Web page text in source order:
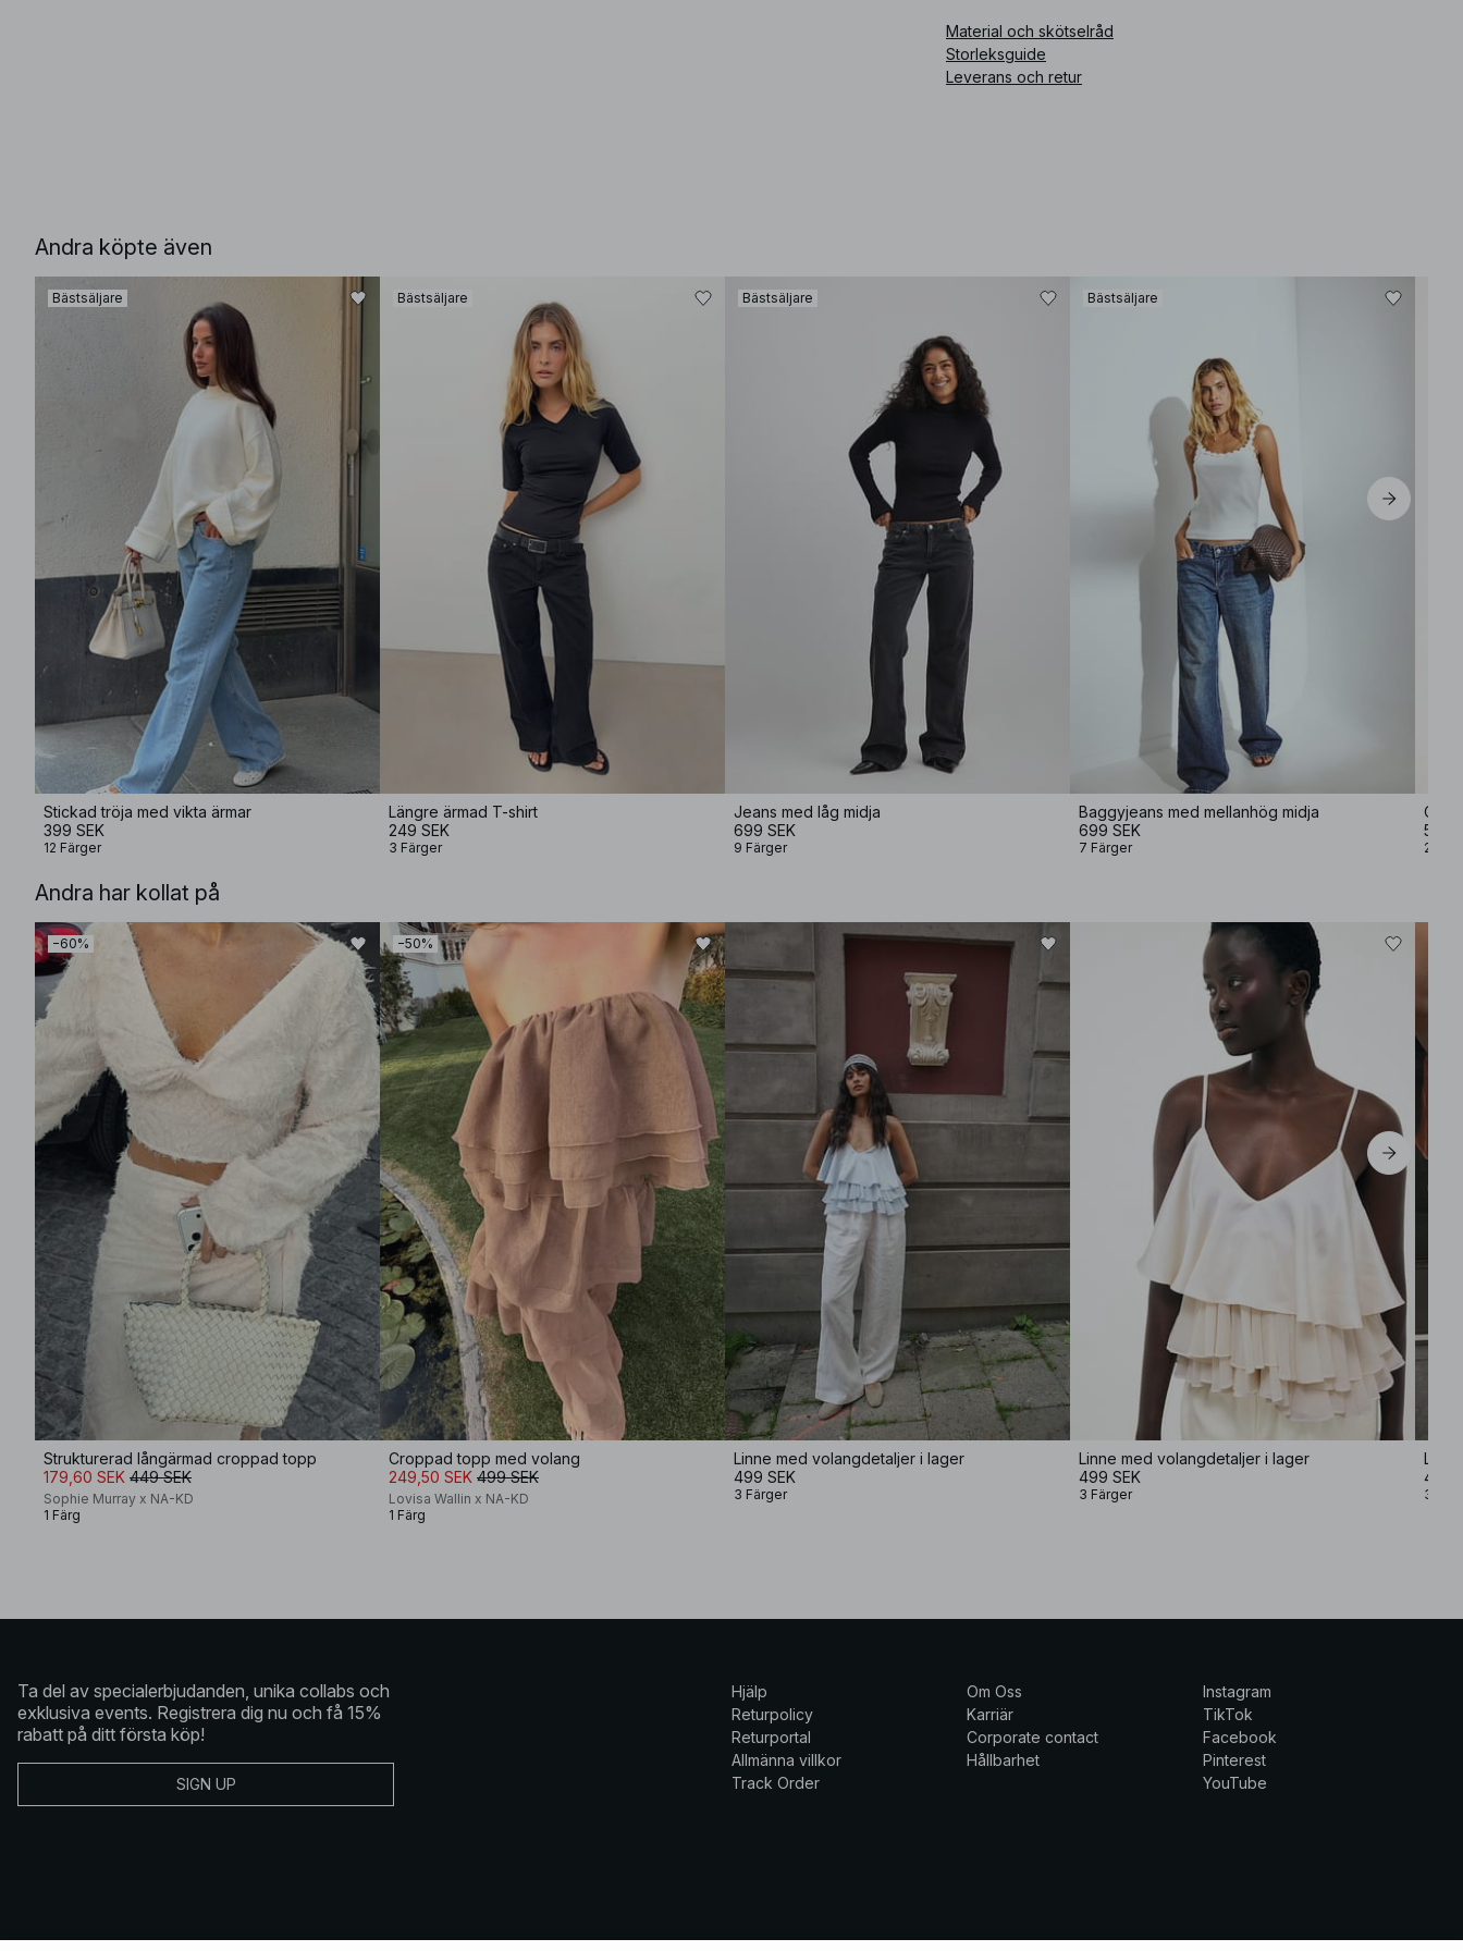
Material och skötselråd
Storleksguide
Leverans och retur
Andra köpte även
Bästsäljare
Stickad tröja med vikta ärmar
399 SEK
12 Färger
Bästsäljare
Längre ärmad T-shirt
249 SEK
3 Färger
Bästsäljare
Jeans med låg midja
699 SEK
9 Färger
Bästsäljare
Baggyjeans med mellanhög midja
699 SEK
7 Färger
599
2
Andra har kollat på
−60%
Strukturerad långärmad croppad topp
179,60 SEK 449 SEK
Sophie Murray x NA-KD
1 Färg
−50%
Croppad topp med volang
249,50 SEK 499 SEK
Lovisa Wallin x NA-KD
1 Färg
Linne med volangdetaljer i lager
499 SEK
3 Färger
Linne med volangdetaljer i lager
499 SEK
3 Färger
499
3
Ta del av specialerbjudanden, unika collabs och
exklusiva events. Registrera dig nu och få 15%
rabatt på ditt första köp!
SIGN UP
Hjälp
Returpolicy
Returportal
Allmänna villkor
Track Order
Om Oss
Karriär
Corporate contact
Hållbarhet
Instagram
TikTok
Facebook
Pinterest
YouTube